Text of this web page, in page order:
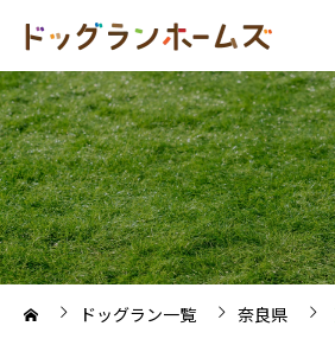
ドッグラン一覧 奈良県